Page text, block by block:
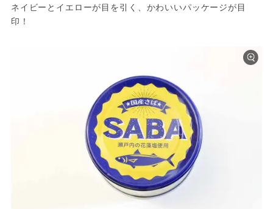
ネイビーとイエローが目を引く、かわいいパッケージが目
印！